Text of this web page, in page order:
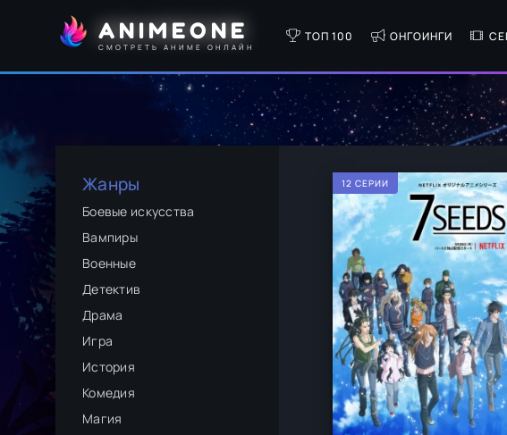
ANIMEONE
СМОТРЕТЬ АНИМЕ ОНЛАЙН
ТОП 100 ОНГОИНГИ
Жанры
Боевые искусства
Вампиры
Военные
Детектив
Драма
Игра
История
Комедия
Магия
12 СЕРИИ